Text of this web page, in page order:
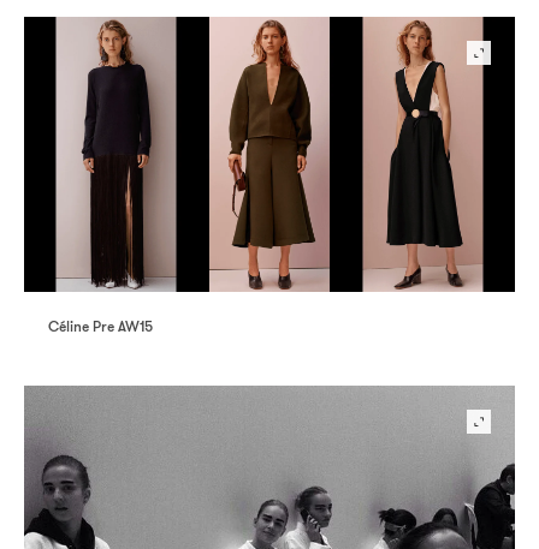
Céline Pre AW15